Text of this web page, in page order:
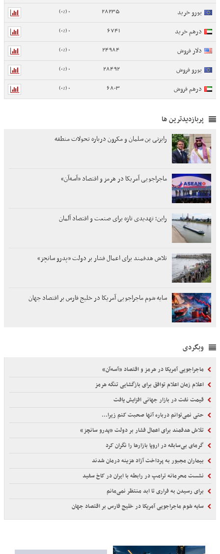
یورو خرید 28235
0 (0%)
درهم خرید 6741
0 (0%)
دلار فروش 24984
0 (0%)
یورو فروش 28492
0 (0%)
درهم فروش 6803
0 (0%)
پربازدیدترین ها
رایزنی بن سلمان و مکرون درباره تحولات منطقه
ماجراجویی آمریکا در هرمز و اقتصاد «آسه‌آن»
راین؛ تهدیدی تازه برای صنعت و اقتصاد آلمان
تلاش هدفمند برای اعمال فشار بر دولت «پدرو سانچز»
سایه شوم ماجراجویی آمریکا در خلیج فارس بر اقتصاد جهان
وبگردی
ماجراجویی آمریکا در هرمز و اقتصاد «آسه‌آن»
اعلام زمان اعلام توافق برای بازگشایی تنگه هرمز
قیمت نفت در بازار جهانی افزایش یافت
حتی نمی‌توانم درباره آنها صحبت کنم زیرا...
تلاش هدفمند برای اعمال فشار بر دولت «پدرو سانچز»
گرمای بی‌سابقه در اروپا بازارها را نگران کرد
بیماران مجبور به پرداخت آزاد هزینه درمان شدند
نشست محرمانه ترامپ در رابطه با ایران در کاخ سفید
برای رسیدن به فراری تا ابد منتظر نمی‌مانم
سایه شوم ماجراجویی آمریکا در خلیج فارس بر اقتصاد جهان